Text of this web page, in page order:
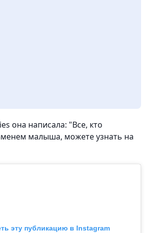
она написала: "Все, кто
малыша, можете узнать на
эту публикацию в Instagram